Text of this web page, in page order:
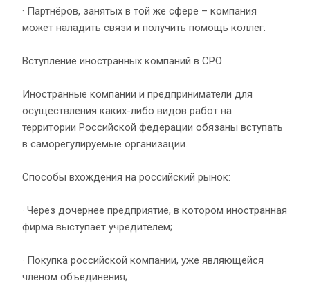
· Партнёров, занятых в той же сфере – компания
может наладить связи и получить помощь коллег.
Вступление иностранных компаний в СРО
Иностранные компании и предприниматели для
осуществления каких-либо видов работ на
территории Российской федерации обязаны вступать
в саморегулируемые организации.
Способы вхождения на российский рынок:
· Через дочернее предприятие, в котором иностранная
фирма выступает учредителем;
· Покупка российской компании, уже являющейся
членом объединения;